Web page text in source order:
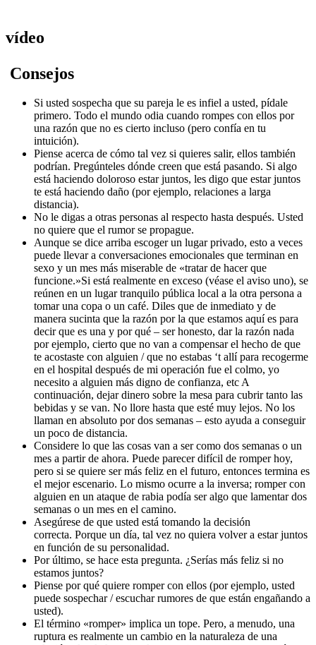
vídeo
Consejos
Si usted sospecha que su pareja le es infiel a usted, pídale
primero. Todo el mundo odia cuando rompes con ellos por
una razón que no es cierto incluso (pero confía en tu
intuición).
Piense acerca de cómo tal vez si quieres salir, ellos también
podrían. Pregúnteles dónde creen que está pasando. Si algo
está haciendo doloroso estar juntos, les digo que estar juntos
te está haciendo daño (por ejemplo, relaciones a larga
distancia).
No le digas a otras personas al respecto hasta después. Usted
no quiere que el rumor se propague.
Aunque se dice arriba escoger un lugar privado, esto a veces
puede llevar a conversaciones emocionales que terminan en
sexo y un mes más miserable de «tratar de hacer que
funcione.»Si está realmente en exceso (véase el aviso uno), se
reúnen en un lugar tranquilo pública local a la otra persona a
tomar una copa o un café. Diles que de inmediato y de
manera sucinta que la razón por la que estamos aquí es para
decir que es una y por qué – ser honesto, dar la razón nada
por ejemplo, cierto que no van a compensar el hecho de que
te acostaste con alguien / que no estabas ‘t allí para recogerme
en el hospital después de mi operación fue el colmo, yo
necesito a alguien más digno de confianza, etc A
continuación, dejar dinero sobre la mesa para cubrir tanto las
bebidas y se van. No llore hasta que esté muy lejos. No los
llaman en absoluto por dos semanas – esto ayuda a conseguir
un poco de distancia.
Considere lo que las cosas van a ser como dos semanas o un
mes a partir de ahora. Puede parecer difícil de romper hoy,
pero si se quiere ser más feliz en el futuro, entonces termina es
el mejor escenario. Lo mismo ocurre a la inversa; romper con
alguien en un ataque de rabia podía ser algo que lamentar dos
semanas o un mes en el camino.
Asegúrese de que usted está tomando la decisión
correcta. Porque un día, tal vez no quiera volver a estar juntos
en función de su personalidad.
Por último, se hace esta pregunta. ¿Serías más feliz si no
estamos juntos?
Piense por qué quiere romper con ellos (por ejemplo, usted
puede sospechar / escuchar rumores de que están engañando a
usted).
El término «romper» implica un tope. Pero, a menudo, una
ruptura es realmente un cambio en la naturaleza de una